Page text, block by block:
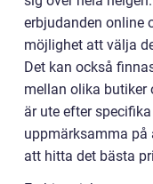
erbjudanden online
möjlighet att välja
Det kan också
mellan olika butiker
är ute efter
uppmärksamma
att hitta det bästa